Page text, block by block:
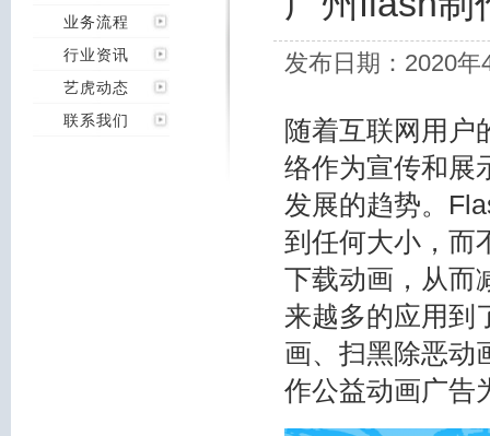
业务流程
行业资讯
艺虎动态
联系我们
发布日期：2020
随着互联网用户
络作为宣传和展
发展的趋势。
到任何大小，而
下载动画，从而
来越多的应用到
画、扫黑除恶动
作公益动画广告